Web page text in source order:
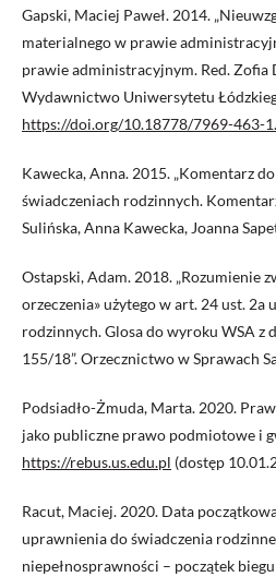
Gapski, Maciej Paweł. 2014.
materialnego w prawie
prawie administracyjnym. Red. Zofia
Wydawnictwo Uniwersytetu
https://doi.org/10.18778/7969-463-
Kawecka, Anna. 2015. „Komentarz
świadczeniach rodzinnych.
Sulińska, Anna Kawecka, Joanna
Ostapski, Adam. 2018. „Rozumienie
orzeczenia» użytego w art. 24 ust. 2a
rodzinnych. Glosa do wyroku WSA z
155/18”. Orzecznictwo w Sprawach
Podsiadło-Żmuda, Marta. 2020.
jako publiczne prawo podmiotowe i
https://rebus.us.edu.pl (dostęp
Racut, Maciej. 2020. Data
uprawnienia do świadczenia
niepełnosprawności – początek